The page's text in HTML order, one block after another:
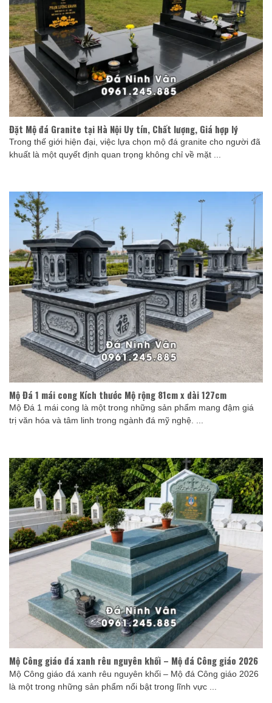
Đặt Mộ đá Granite tại Hà Nội Uy tín, Chất lượng, Giá hợp lý
Trong thế giới hiện đại, việc lựa chọn mộ đá granite cho người đã
khuất là một quyết định quan trọng không chỉ về mặt ...
Mộ Đá 1 mái cong Kích thước Mộ rộng 81cm x dài 127cm
Mộ Đá 1 mái cong là một trong những sản phẩm mang đậm giá
trị văn hóa và tâm linh trong ngành đá mỹ nghệ. ...
Mộ Công giáo đá xanh rêu nguyên khối – Mộ đá Công giáo 2026
Mộ Công giáo đá xanh rêu nguyên khối – Mộ đá Công giáo 2026
là một trong những sản phẩm nổi bật trong lĩnh vực ...